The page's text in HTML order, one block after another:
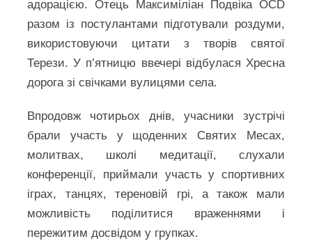
адорацією. Отець Максиміліан Подвіка OCD
разом із постулантами підготували роздуми,
використовуючи цитати з творів святої
Терези. У п’ятницю ввечері відбулася Хресна
дорога зі свічками вулицями села.
Впродовж чотирьох днів, учасники зустрічі
брали участь у щоденних Святих Месах,
молитвах, школі медитації, слухали
конференції, приймали участь у спортивних
іграх, танцях, тереновій грі, а також мали
можливість поділитися враженнями і
пережитим досвідом у групках.